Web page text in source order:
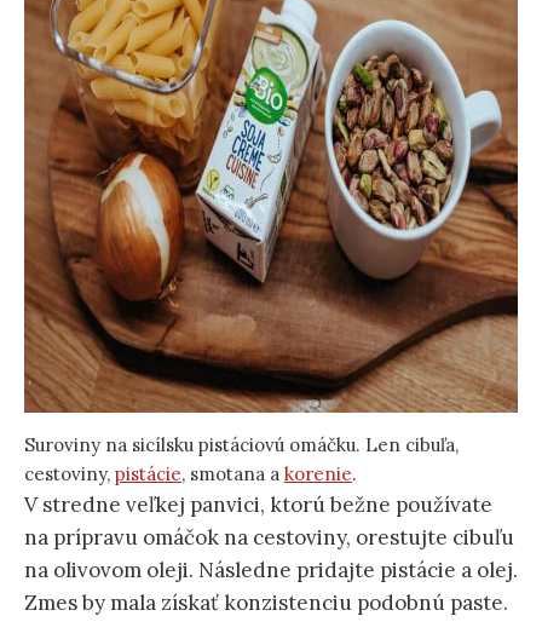
Suroviny na sicílsku pistáciovú omáčku. Len cibuľa,
cestoviny, pistácie, smotana a korenie.
V stredne veľkej panvici, ktorú bežne používate
na prípravu omáčok na cestoviny, orestujte cibuľu
na olivovom oleji. Následne pridajte pistácie a olej.
Zmes by mala získať konzistenciu podobnú paste.